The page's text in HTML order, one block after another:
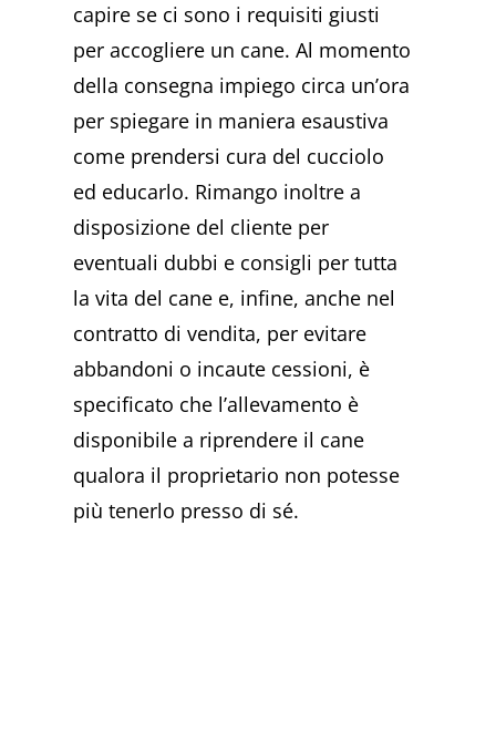
capire se ci sono i requisiti giusti
per accogliere un cane. Al momento
della consegna impiego circa un’ora
per spiegare in maniera esaustiva
come prendersi cura del cucciolo
ed educarlo. Rimango inoltre a
disposizione del cliente per
eventuali dubbi e consigli per tutta
la vita del cane e, infine, anche nel
contratto di vendita, per evitare
abbandoni o incaute cessioni, è
specificato che l’allevamento è
disponibile a riprendere il cane
qualora il proprietario non potesse
più tenerlo presso di sé.